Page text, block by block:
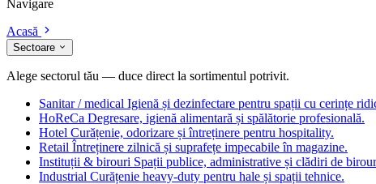
Navigare
Acasă
Sectoare
Alege sectorul tău — duce direct la sortimentul potrivit.
Sanitar / medical Igienă și dezinfectare pentru spații cu cerințe
HoReCa Degresare, igienă alimentară și spălătorie profesională.
Hotel Curățenie, odorizare și întreținere pentru hospitality.
Retail Întreținere zilnică și suprafețe impecabile în magazine.
Instituții & birouri Spații publice, administrative și clădiri de
Industrial Curățenie heavy-duty pentru hale și spații tehnice.